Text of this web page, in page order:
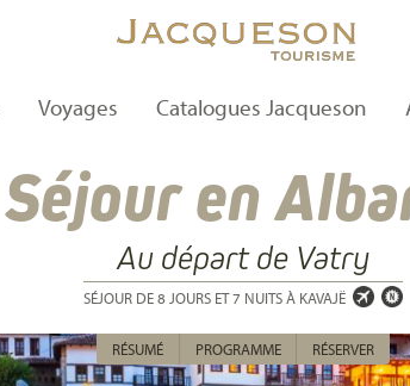
Voyages Catalogues Jacqueson
Séjour en
Au départ de Vatry
SÉJOUR DE 8 JOURS ET 7 NUITS À KAVAJË
RÉSUMÉ PROGRAMME RÉSERVER